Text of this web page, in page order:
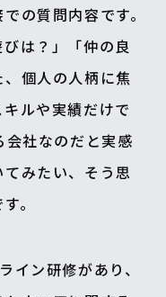
の質問内容です。
びは？」「仲の良
個人の人柄に焦
ルや実績だけで
社なのだと実感
みたい、そう思
。
イン研修があり、